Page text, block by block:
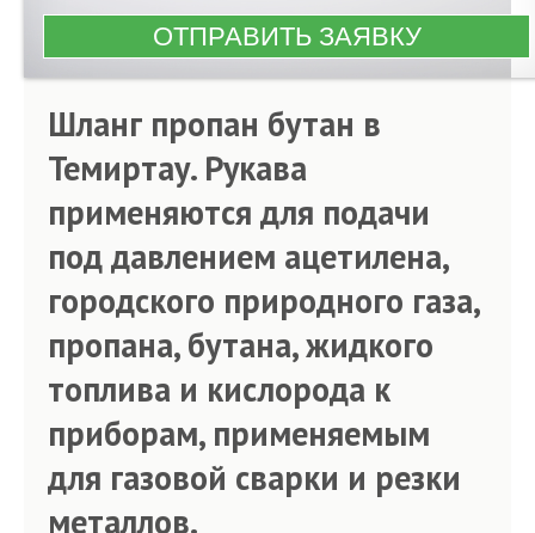
Шланг пропан бутан в
Темиртау. Рукава
применяются для подачи
под давлением ацетилена,
городского природного газа,
пропана, бутана, жидкого
топлива и кислорода к
приборам, применяемым
для газовой сварки и резки
металлов.